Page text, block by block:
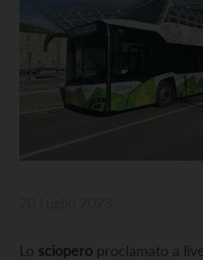
Lo sciopero proclamato a